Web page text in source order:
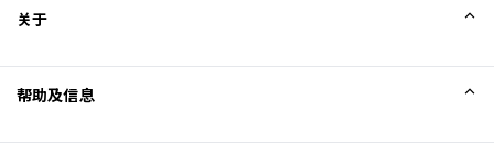
关于
帮助及信息